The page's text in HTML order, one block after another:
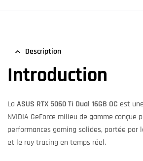
Description
Introduction
La ASUS RTX 5060 Ti Dual 16GB OC est
NVIDIA GeForce milieu de gamme conçue
performances gaming solides, portée par
et le ray tracing en temps réel.